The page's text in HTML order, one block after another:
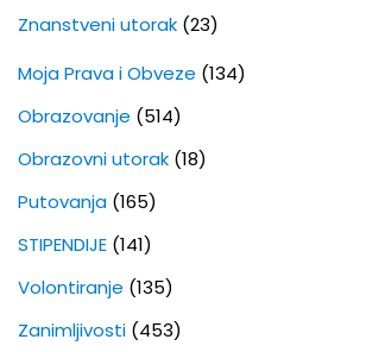
Znanstveni utorak (23)
Moja Prava i Obveze (134)
Obrazovanje (514)
Obrazovni utorak (18)
Putovanja (165)
STIPENDIJE (141)
Volontiranje (135)
Zanimljivosti (453)